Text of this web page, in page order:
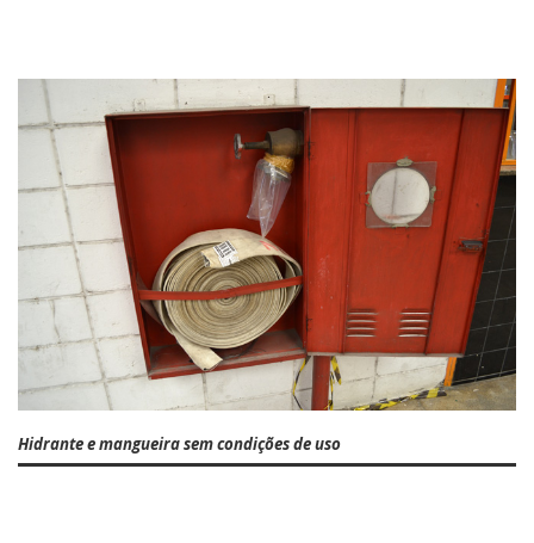
Hidrante e mangueira sem condições de uso